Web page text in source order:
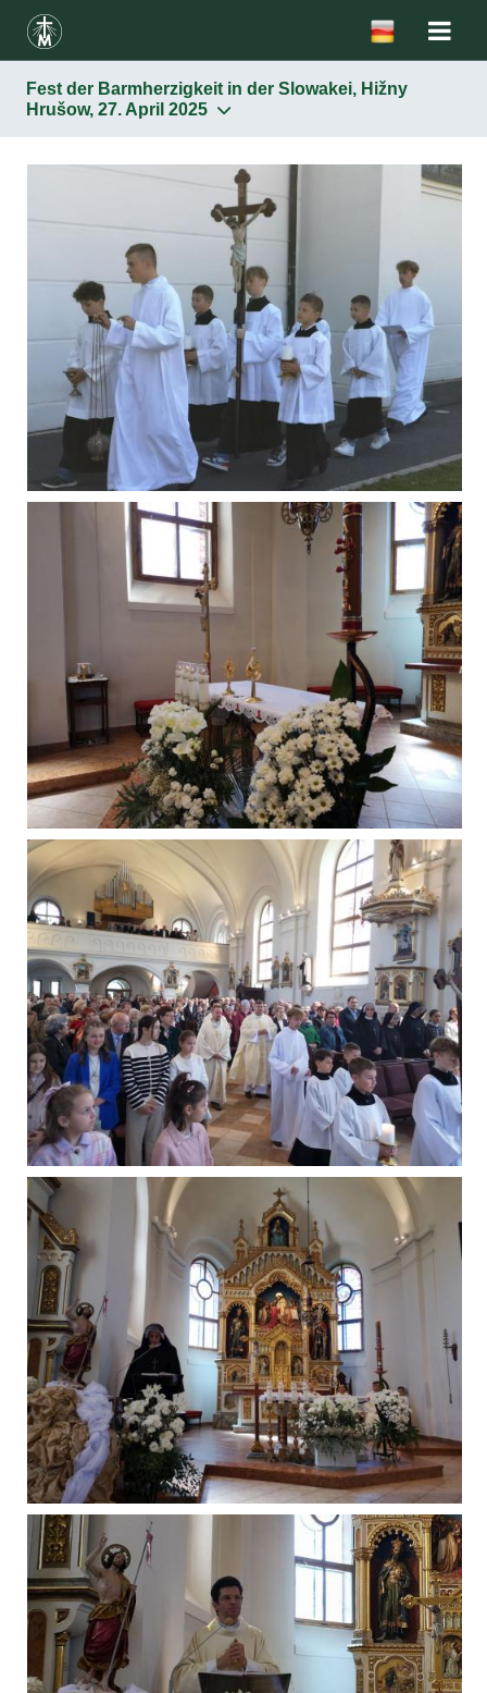
Fest der Barmherzigkeit in der Slowakei, Hižny
Hrušow, 27. April 2025